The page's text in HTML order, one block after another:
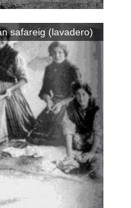
safareig (lavadero)